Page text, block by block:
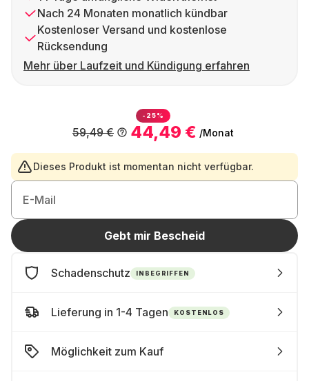
Nach 24 Monaten monatlich kündbar
Kostenloser Versand und kostenlose
Rücksendung
Mehr über Laufzeit und Kündigung erfahren
-25%
44,49 € /Monat
59,49 €
Dieses Produkt ist momentan nicht verfügbar.
E-Mail
Gebt mir Bescheid
Schadenschutz INBEGRIFFEN
Lieferung in 1-4 Tagen KOSTENLOS
Möglichkeit zum Kauf